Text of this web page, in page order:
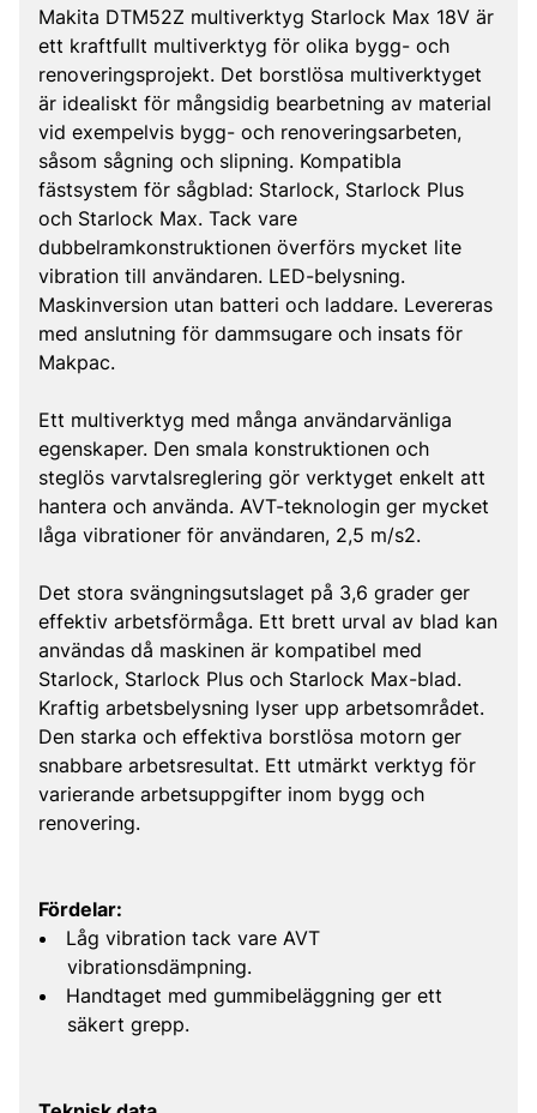
Makita DTM52Z multiverktyg Starlock Max 18V är
ett kraftfullt multiverktyg för olika bygg- och
renoveringsprojekt. Det borstlösa multiverktyget
är idealiskt för mångsidig bearbetning av material
vid exempelvis bygg- och renoveringsarbeten,
såsom sågning och slipning. Kompatibla
fästsystem för sågblad: Starlock, Starlock Plus
och Starlock Max. Tack vare
dubbelramkonstruktionen överförs mycket lite
vibration till användaren. LED-belysning.
Maskinversion utan batteri och laddare. Levereras
med anslutning för dammsugare och insats för
Makpac.
Ett multiverktyg med många användarvänliga
egenskaper. Den smala konstruktionen och
steglös varvtalsreglering gör verktyget enkelt att
hantera och använda. AVT-teknologin ger mycket
låga vibrationer för användaren, 2,5 m/s2.
Det stora svängningsutslaget på 3,6 grader ger
effektiv arbetsförmåga. Ett brett urval av blad kan
användas då maskinen är kompatibel med
Starlock, Starlock Plus och Starlock Max-blad.
Kraftig arbetsbelysning lyser upp arbetsområdet.
Den starka och effektiva borstlösa motorn ger
snabbare arbetsresultat. Ett utmärkt verktyg för
varierande arbetsuppgifter inom bygg och
renovering.
Fördelar:
Låg vibration tack vare AVT
vibrationsdämpning.
Handtaget med gummibeläggning ger ett
säkert grepp.